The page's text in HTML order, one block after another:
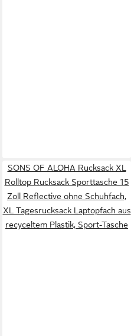
SONS OF ALOHA Rucksack XL
Rolltop Rucksack Sporttasche 15
Zoll Reflective ohne Schuhfach,
XL Tagesrucksack Laptopfach aus
recyceltem Plastik, Sport-Tasche